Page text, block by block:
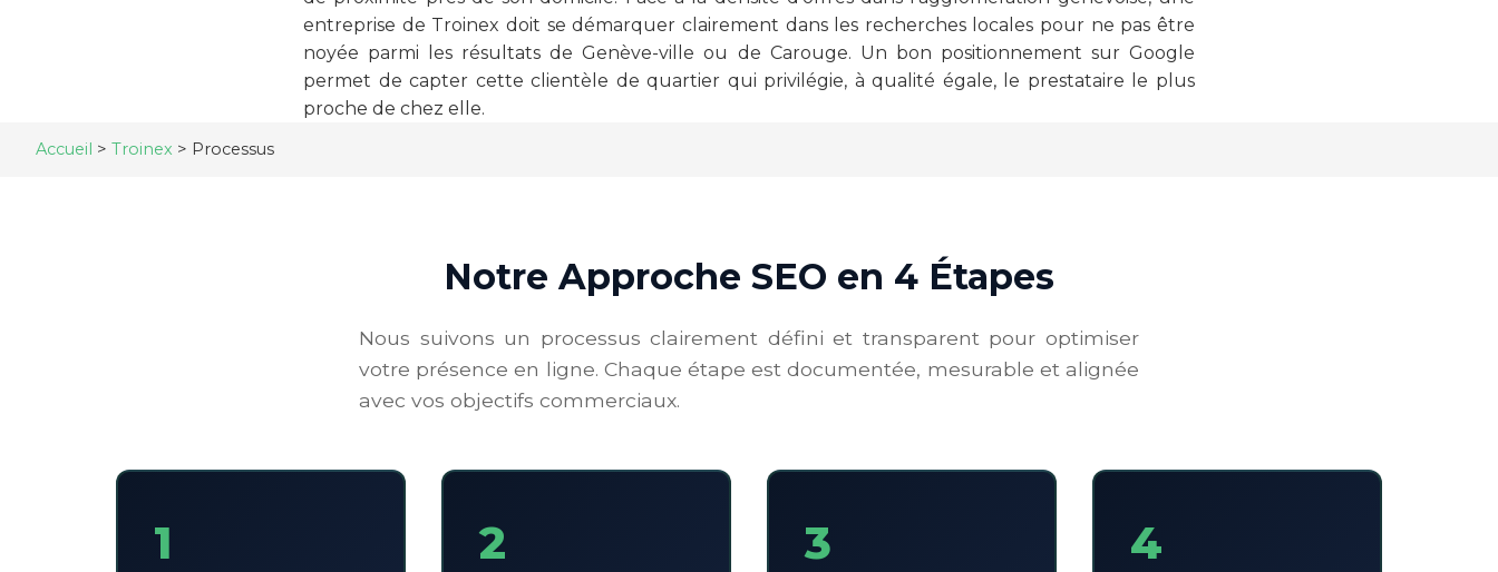
entreprise de Troinex doit se démarquer clairement dans les recherches locales pour ne pas être
noyée parmi les résultats de Genève-ville ou de Carouge. Un bon positionnement sur Google
permet de capter cette clientèle de quartier qui privilégie, à qualité égale, le prestataire le plus
proche de chez elle.
Accueil > Troinex > Processus
Notre Approche SEO en 4 Étapes
Nous suivons un processus clairement défini et transparent pour optimiser
votre présence en ligne. Chaque étape est documentée, mesurable et alignée
avec vos objectifs commerciaux.
1 2 3 4